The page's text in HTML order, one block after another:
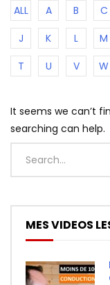
ALL A B C
J
K L M
T
U V W
It seems we can’t
searching can help.
MES VIDEOS